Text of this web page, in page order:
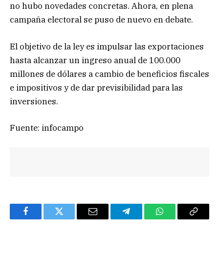
no hubo novedades concretas. Ahora, en plena
campaña electoral se puso de nuevo en debate.
El objetivo de la ley es impulsar las exportaciones
hasta alcanzar un ingreso anual de 100.000
millones de dólares a cambio de beneficios fiscales
e impositivos y de dar previsibilidad para las
inversiones.
Fuente: infocampo
FacebookTwitter Email TelegramWhatsAppCopy